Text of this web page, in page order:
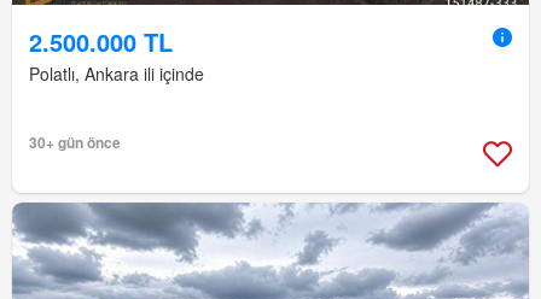
2.500.000 TL
Polatlı, Ankara ili içinde
30+ gün önce